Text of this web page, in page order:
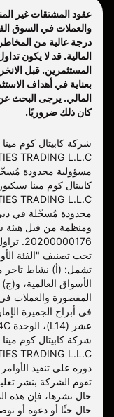
عقود المشتقات غير
والعملات في السوق
درجة عالية من
المالية. قد لا يكون
المستثمرين. قبل
بعناية في أهداف
المالي. يرجى البحث عن
كان ذلك ضروريًا.
محدودة مُسجّلة في دبي
تحت تصنيف "الفئة
تشمل: (أ) نشاط تاجر
الأسواق العالمية،
المقصورة والعملات
في أبراج الجميرة
دوره على تنفيذ
تقوم الشركة بنشر
حال نشرها، فإن هذه
حال حثًا أو دعوة أو